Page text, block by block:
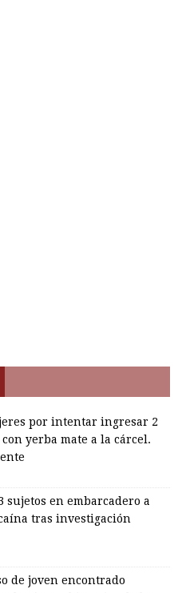
por intentar ingresar 2
yerba mate a la cárcel.
sujetos en embarcadero a
tras investigación
de joven encontrado